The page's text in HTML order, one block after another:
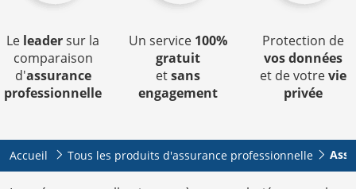
Le leadersur la
comparaison
d'assurance
professionnelle
Un service 100%
gratuit
etsans
engagement
Protection de
vos données
et de votrevie
privée
Accueil Tous les produits d'assurance professionnelle